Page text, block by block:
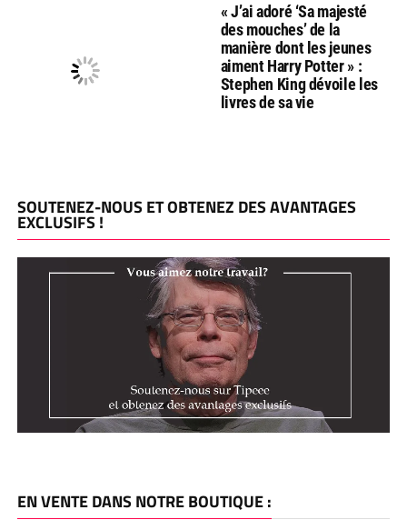
« J’ai adoré ‘Sa majesté
des mouches’ de la
manière dont les jeunes
aiment Harry Potter » :
Stephen King dévoile les
livres de sa vie
SOUTENEZ-NOUS ET OBTENEZ DES AVANTAGES
EXCLUSIFS !
EN VENTE DANS NOTRE BOUTIQUE :